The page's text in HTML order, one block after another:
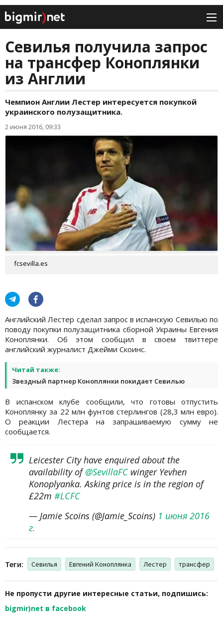
Севилья получила запрос
на трансфер Коноплянки
из Англии
Чемпион Англии Лестер интересуется покупкой
украинского полузащитника.
2 июня 2016, 09:33
fcsevilla.es
Английский Лестер сделал запрос в испанскую Севилью по
поводу покупки полузащитника сборной Украины Евгения
Коноплянки. Об этом сообщил в своем твиттере
английский журналист Джейми Скоинс.
Читай также:
Звездный партнер Коноплянки покидает Севилью
В испанском клубе сообщили, что готовы отпустить
Коноплянку за 22 млн фунтов стерлингов (28,3 млн евро).
О реакции Лестера на запрашиваемую сумму не
сообщается.
Leicester City have enquired about the
availability of@SevillaFCwinger Yevhen
Konoplyanka. Asking price is in the region of
£22m #LCFC
— Jamie Scoins (@Jamie_Scoins) 1 июня 2016
г.
Теги: Севилья Евгений Коноплянка Лестер трансфер
Не пропусти другие интересные статьи, подпишись:
bigmir)net в facebook